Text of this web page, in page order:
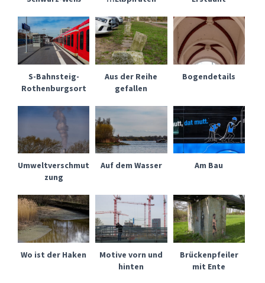
S-Bahnsteig-
Rothenburgsort
Aus der Reihe
gefallen
Bogendetails
Umweltverschmut
zung
Auf dem Wasser Am Bau
Wo ist der Haken
Motive vorn und
hinten
Brückenpfeiler
mit Ente